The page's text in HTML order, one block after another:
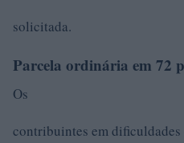
solicitada.
Parcela ordinária em 72
Os
contribuintes em